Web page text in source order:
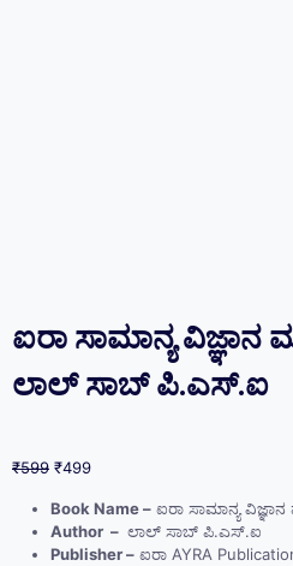
ಐರಾ ಸಾಮಾನ್ಯ ವಿಜ್ಞಾನ
ಲಾಲ್ ಸಾಬ್ ಪಿ.ಎಸ್‌.ಐ
₹599 ₹499
Book Name – ಐರಾ ಸಾಮಾನ್ಯ ವಿಜ್ಞಾನ
Author – ಲಾಲ್ ಸಾಬ್ ಪಿ.ಎಸ್‌.ಐ
Publisher – ಐರಾ AYRA